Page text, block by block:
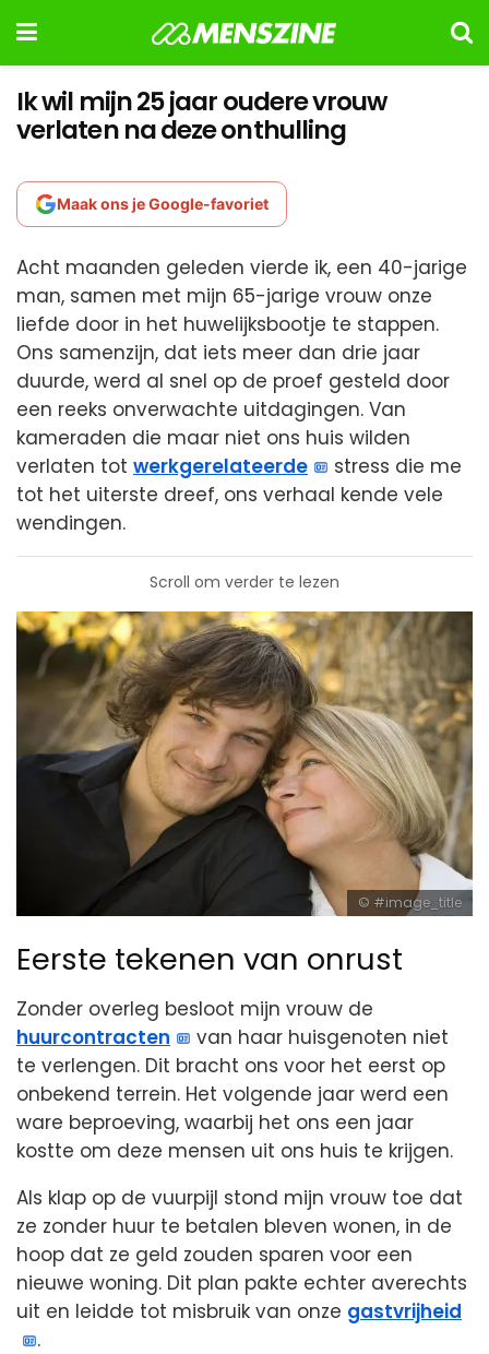
Ik wil mijn 25 jaar oudere vrouw
verlaten na deze onthulling
Maak ons je Google-favoriet
Acht maanden geleden vierde ik, een 40-jarige
man, samen met mijn 65-jarige vrouw onze
liefde door in het huwelijksbootje te stappen.
Ons samenzijn, dat iets meer dan drie jaar
duurde, werd al snel op de proef gesteld door
een reeks onverwachte uitdagingen. Van
kameraden die maar niet ons huis wilden
verlaten tot werkgerelateerde
stress die me
tot het uiterste dreef, ons verhaal kende vele
wendingen.
Scroll om verder te lezen
#image_title
Eerste tekenen van onrust
Zonder overleg besloot mijn vrouw de
huurcontracten
van haar huisgenoten niet
te verlengen. Dit bracht ons voor het eerst op
onbekend terrein. Het volgende jaar werd een
ware beproeving, waarbij het ons een jaar
kostte om deze mensen uit ons huis te krijgen.
Als klap op de vuurpijl stond mijn vrouw toe dat
ze zonder huur te betalen bleven wonen, in de
hoop dat ze geld zouden sparen voor een
nieuwe woning. Dit plan pakte echter averechts
uit en leidde tot misbruik van onze gastvrijheid
.